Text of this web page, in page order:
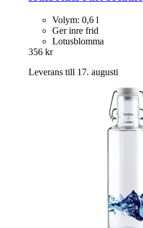
Volym: 0,6 l
Ger inre frid
Lotusblomma
356 kr
Leverans till 17. augusti